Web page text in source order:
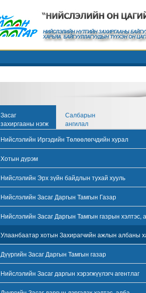
Засаг
захиргааны нэгж
Салбарын
ангилал
Нийслэлийн Иргэдийн Төлөөлөгчдийн хурал
Хотын дүрэм
Нийслэлийн Эрх зүйн байдлын тухай хууль
Нийслэлийн Засаг Даргын Тамгын Газар
Нийслэлийн Засаг Даргын Тамгын газрын хэлтэс,
Улаанбаатар хотын Захирагчийн ажлын албаны
Дүүргийн Засаг Даргын Тамгын газар
Нийслэлийн Засаг даргын хэрэгжүүлэгч агентлаг